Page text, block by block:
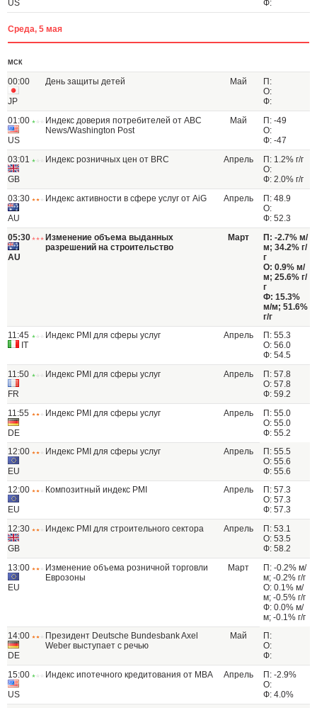
US Ф:
Среда, 5 мая
МСК
00:00
JP
День защиты детей Май
П:
О:
Ф:
01:00
US
Индекс доверия потребителей от ABC
News/Washington Post
Май
П: -49
О:
Ф: -47
03:01
GB
Индекс розничных цен от BRC Апрель
П: 1.2% г/г
О:
Ф: 2.0% г/г
03:30
AU
Индекс активности в сфере услуг от AiG Апрель
П: 48.9
О:
Ф: 52.3
05:30
AU
Изменение объема выданных
разрешений на строительство
Март
П: -2.7% м/
м; 34.2% г/
г
О: 0.9% м/
м; 25.6% г/
г
Ф: 15.3%
м/м; 51.6%
г/г
11:45
IT
Индекс PMI для сферы услуг Апрель
П: 55.3
О: 56.0
Ф: 54.5
11:50
FR
Индекс PMI для сферы услуг Апрель
П: 57.8
О: 57.8
Ф: 59.2
11:55
DE
Индекс PMI для сферы услуг Апрель
П: 55.0
О: 55.0
Ф: 55.2
12:00
EU
Индекс PMI для сферы услуг Апрель
П: 55.5
О: 55.6
Ф: 55.6
12:00
EU
Композитный индекс PMI Апрель
П: 57.3
О: 57.3
Ф: 57.3
12:30
GB
Индекс PMI для строительного сектора Апрель
П: 53.1
О: 53.5
Ф: 58.2
13:00
EU
Изменение объема розничной торговли
Еврозоны
Март
П: -0.2% м/
м; -0.2% г/г
О: 0.1% м/
м; -0.5% г/г
Ф: 0.0% м/
м; -0.1% г/г
14:00
DE
Президент Deutsche Bundesbank Axel
Weber выступает с речью
Май
П:
О:
Ф:
15:00
US
Индекс ипотечного кредитования от МВА Апрель
П: -2.9%
О:
Ф: 4.0%